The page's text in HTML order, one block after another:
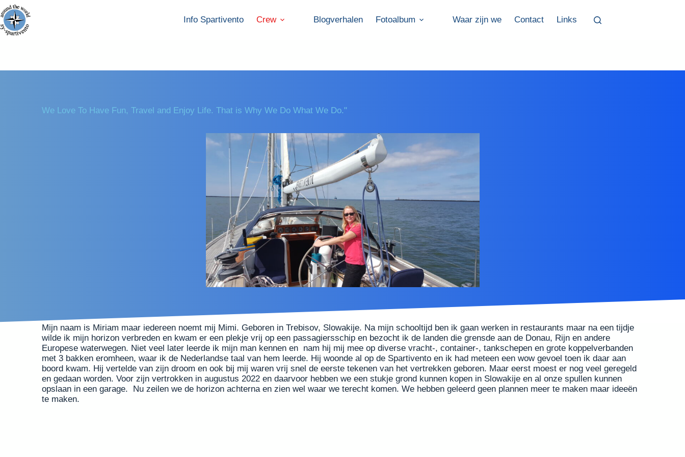
Info Spartivento Crew Blogverhalen Fotoalbum Waar zijn we Contact Links
We Love To Have Fun, Travel and Enjoy Life. That is Why We Do What We Do."
Mijn naam is Miriam maar iedereen noemt mij Mimi. Geboren in Trebisov, Slowakije. Na mijn schooltijd ben ik gaan werken in restaurants maar na een tijdje
wilde ik mijn horizon verbreden en kwam er een plekje vrij op een passagiersschip en bezocht ik de landen die grensde aan de Donau, Rijn en andere
Europese waterwegen. Niet veel later leerde ik mijn man kennen en nam hij mij mee op diverse vracht-, container-, tankschepen en grote koppelverbanden
met 3 bakken eromheen, waar ik de Nederlandse taal van hem leerde. Hij woonde al op de Spartivento en ik had meteen een wow gevoel toen ik daar aan
boord kwam. Hij vertelde van zijn droom en ook bij mij waren vrij snel de eerste tekenen van het vertrekken geboren. Maar eerst moest er nog veel geregeld
en gedaan worden. Voor zijn vertrokken in augustus 2022 en daarvoor hebben we een stukje grond kunnen kopen in Slowakije en al onze spullen kunnen
opslaan in een garage. Nu zeilen we de horizon achterna en zien wel waar we terecht komen. We hebben geleerd geen plannen meer te maken maar ideeën
te maken.